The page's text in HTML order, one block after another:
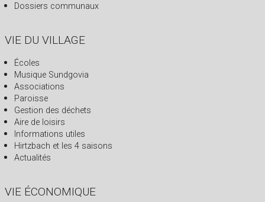
Dossiers communaux
VIE DU VILLAGE
Écoles
Musique Sundgovia
Associations
Paroisse
Gestion des déchets
Aire de loisirs
Informations utiles
Hirtzbach et les 4 saisons
Actualités
VIE ÉCONOMIQUE